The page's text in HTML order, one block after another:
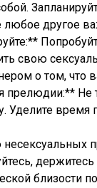
любое другое
свою
о том, что
прелюдии:** Не
Уделите
держитесь
близости